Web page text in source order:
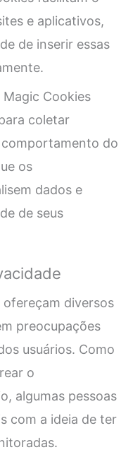
e aplicativos,
de inserir essas
Magic Cookies
coletar
do
os
dados e
de seus
diversos
preocupações
usuários. Como
o
algumas pessoas
com a ideia de ter